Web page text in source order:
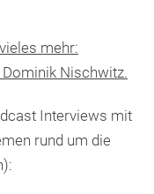
mehr:
Nischwitz.
Interviews mit
rund um die